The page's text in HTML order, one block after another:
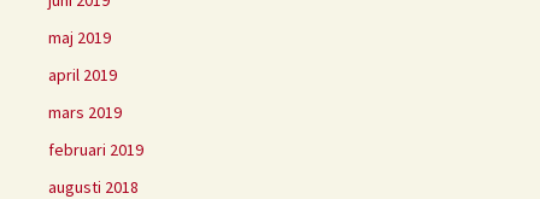
maj 2019
april 2019
mars 2019
februari 2019
augusti 2018